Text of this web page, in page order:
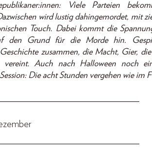
Viele Parteien
wird lustig dahingemordet, mit
Touch. Dabei kommt die
den Grund für die Morde hin.
zusammen, die Macht, Gier,
Auch nach Halloween noch
Die acht Stunden vergehen wie im